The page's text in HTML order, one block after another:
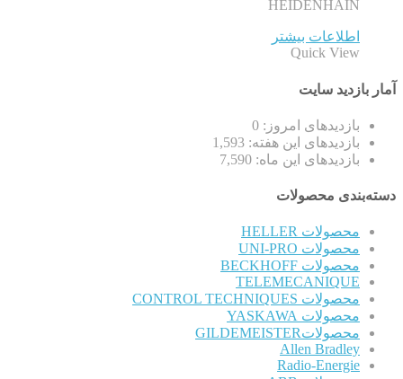
HEIDENHAIN
اطلاعات بیشتر
Quick View
آمار بازدید سایت
بازدیدهای امروز: 0
بازدیدهای این هفته: 1,593
بازدیدهای این ماه: 7,590
دسته‌بندی محصولات
محصولات HELLER
محصولات UNI-PRO
محصولات BECKHOFF
TELEMECANIQUE
محصولات CONTROL TECHNIQUES
محصولات YASKAWA
محصولاتGILDEMEISTER
Allen Bradley
Radio-Energie